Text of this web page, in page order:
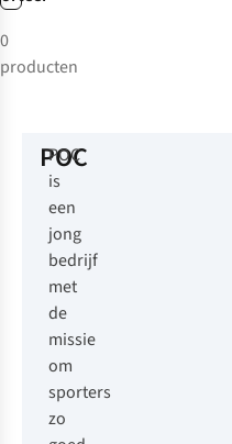
0
producten
POC
POC
is
een
jong
bedrijf
met
de
missie
om
sporters
zo